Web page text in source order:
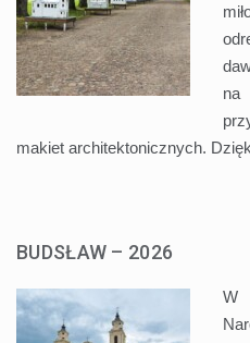
na
makiet architektonicznych.
BUDSŁAW – 2026
W